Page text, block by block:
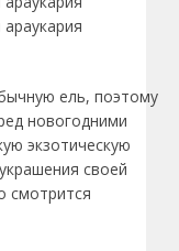
ель, поэтому
новогодними
экзотическую
своей
смотрится